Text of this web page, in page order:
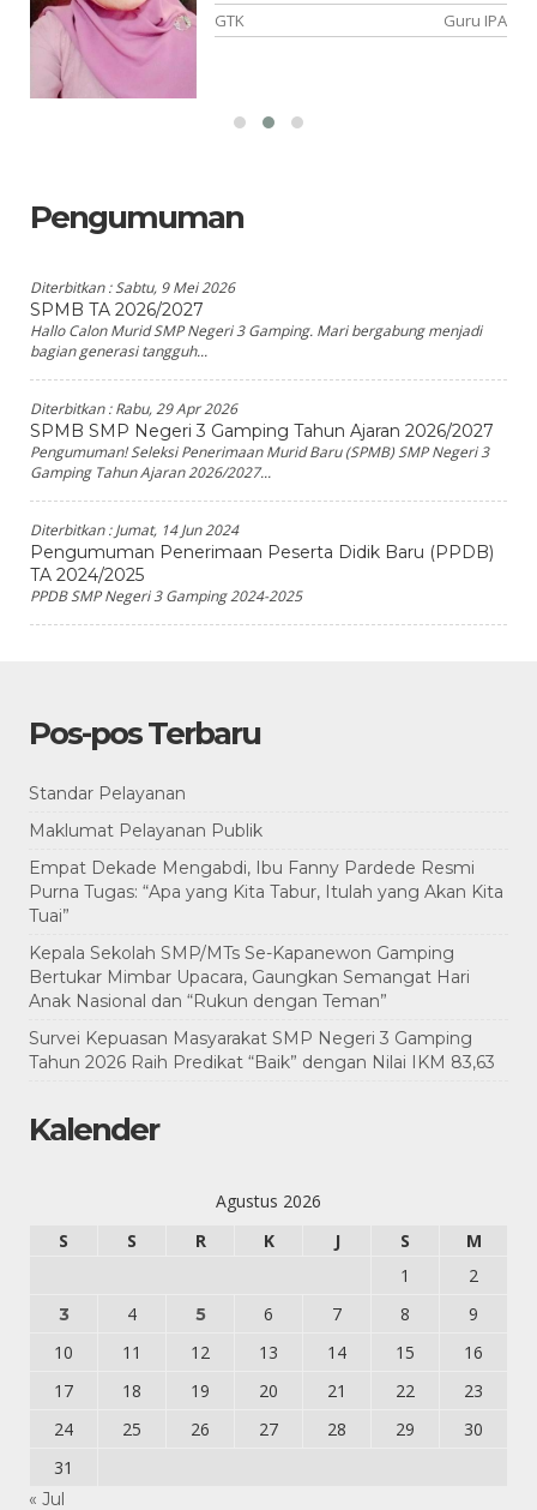
GTK
Guru IPA
Pengumuman
Diterbitkan :Sabtu, 9 Mei 2026
SPMB TA 2026/2027
Hallo Calon Murid SMP Negeri 3 Gamping. Mari bergabung menjadi
bagian generasi tangguh...
Diterbitkan :Rabu, 29 Apr 2026
SPMB SMP Negeri 3 Gamping Tahun Ajaran 2026/2027
Pengumuman! Seleksi Penerimaan Murid Baru (SPMB) SMP Negeri 3
Gamping Tahun Ajaran 2026/2027...
Diterbitkan :Jumat, 14 Jun 2024
Pengumuman Penerimaan Peserta Didik Baru (PPDB)
TA 2024/2025
PPDB SMP Negeri 3 Gamping 2024-2025
Pos-pos Terbaru
Standar Pelayanan
Maklumat Pelayanan Publik
Empat Dekade Mengabdi, Ibu Fanny Pardede Resmi
Purna Tugas: “Apa yang Kita Tabur, Itulah yang Akan Kita
Tuai”
Kepala Sekolah SMP/MTs Se-Kapanewon Gamping
Bertukar Mimbar Upacara, Gaungkan Semangat Hari
Anak Nasional dan “Rukun dengan Teman”
Survei Kepuasan Masyarakat SMP Negeri 3 Gamping
Tahun 2026 Raih Predikat “Baik” dengan Nilai IKM 83,63
Kalender
Agustus 2026
S
S R K J S
M
1
2
3 4 5 6 7 8
9
10
11 12 13 14 15
16
17
18 19 20 21 22
23
24
25 26 27 28 29
30
31
« Jul